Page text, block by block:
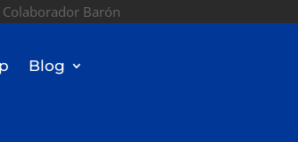
Colaborador Barón
Blog